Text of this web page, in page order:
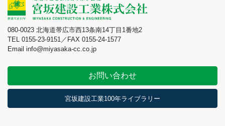
080-0023 北海道帯広市西13条南14丁目1番地2
TEL 0155-23-9151／FAX 0155-24-1577
Email info@miyasaka-cc.co.jp
お問い合わせ
宮坂建設工業100年ライブラリー